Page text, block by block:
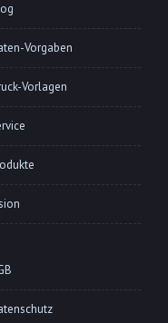
Vorgaben
Vorlagen